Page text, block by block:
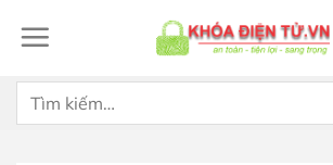
qua
dung
Tìm